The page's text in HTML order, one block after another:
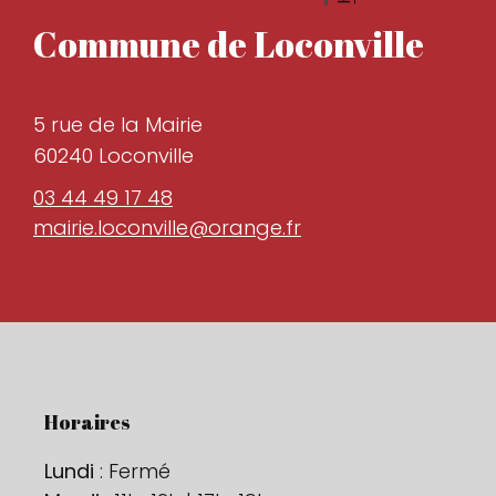
Commune de Loconville
5 rue de la Mairie
60240 Loconville
03 44 49 17 48
mairie.loconville@orange.fr
Horaires
Lundi : Fermé